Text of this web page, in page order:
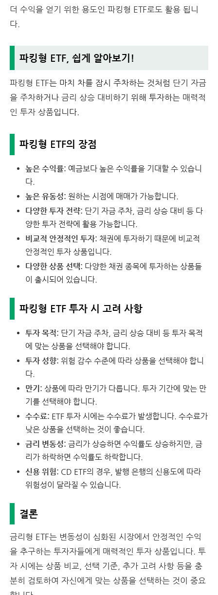
더 수익을 얻기 위한 용도인 파킹형 ETF로도 활용 됩니
다.
파킹형 ETF, 쉽게 알아보기!
파킹형 ETF는 마치 차를 잠시 주차하는 것처럼 단기 자금
을 주차하거나 금리 상승 대비하기 위해 투자하는 매력적
인 투자 상품입니다.
파킹형 ETF의 장점
높은 수익률: 예금보다 높은 수익률을 기대할 수 있습니
다.
높은 유동성: 원하는 시점에 매매가 가능합니다.
다양한 투자 전략: 단기 자금 주차, 금리 상승 대비 등 다
양한 투자 전략에 활용 가능합니다.
비교적 안정적인 투자: 채권에 투자하기 때문에 비교적
안정적인 투자 상품입니다.
다양한 상품 선택: 다양한 채권 종목에 투자하는 상품들
이 출시되어 있습니다.
파킹형 ETF 투자 시 고려 사항
투자 목적: 단기 자금 주차, 금리 상승 대비 등 투자 목적
에 맞는 상품을 선택해야 합니다.
투자 성향: 위험 감수 수준에 따라 상품을 선택해야 합니
다.
만기: 상품에 따라 만기가 다릅니다. 투자 기간에 맞는 만
기를 선택해야 합니다.
수수료: ETF 투자 시에는 수수료가 발생합니다. 수수료가
낮은 상품을 선택하는 것이 좋습니다.
금리 변동성: 금리가 상승하면 수익률도 상승하지만, 금
리가 하락하면 수익률도 하락합니다.
신용 위험: CD ETF의 경우, 발행 은행의 신용도에 따라
위험성이 달라질 수 있습니다.
결론
금리형 ETF는 변동성이 심화된 시장에서 안정적인 수익
을 추구하는 투자자들에게 매력적인 투자 상품입니다. 투
자 시에는 상품 비교, 선택 기준, 추가 고려 사항 등을 충
분히 검토하여 자신에게 맞는 상품을 선택하는 것이 중요